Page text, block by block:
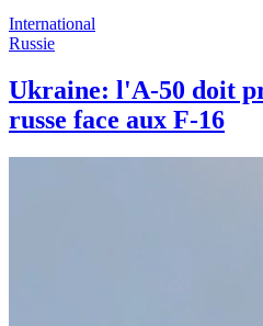
International
Russie
Ukraine: l'A-50 doit
russe face aux F-16